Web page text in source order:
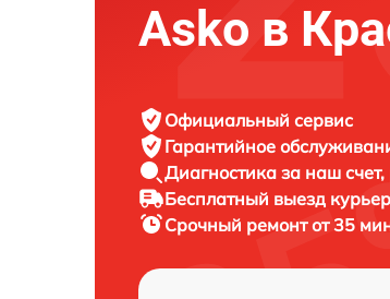
Asko в
Официальный сервис
Гарантийное
Диагностика за наш счет,
Бесплатный выезд
Срочный ремонтот 35